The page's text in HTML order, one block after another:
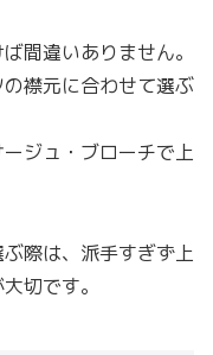
間違いありません。
襟元に合わせて選ぶ
ジュ・ブローチで上
際は、派手すぎず上
切です。